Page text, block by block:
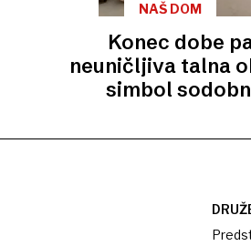
NAŠ DOM
Konec dobe
neuničljiva talna
simbol